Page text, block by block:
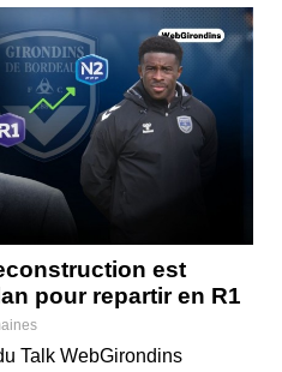
est
pour repartir en R1
Talk WebGirondins